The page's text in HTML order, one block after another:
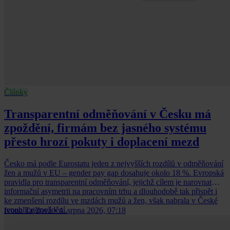
Články
Transparentní odměňování v Česku má
zpoždění, firmám bez jasného systému
přesto hrozí pokuty i doplacení mezd
Česko má podle Eurostatu jeden z nejvyšších rozdílů v odměňování
žen a mužů v EU – gender pay gap dosahuje okolo 18 %. Evropská
pravidla pro transparentní odměňování, jejichž cílem je narovnat
informační asymetrii na pracovním trhu a dlouhodobě tak přispět i
ke zmenšení rozdílu ve mzdách mužů a žen, však nabrala v České
republice zpoždění.
Ivona Tajšlová • 4. srpna 2026, 07:18